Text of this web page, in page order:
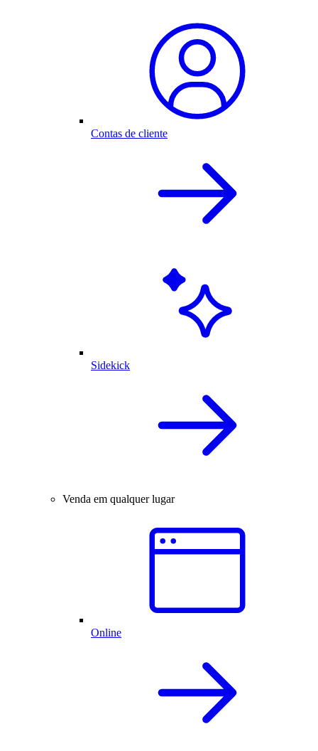
Contas de cliente
Sidekick
Venda em qualquer lugar
Online